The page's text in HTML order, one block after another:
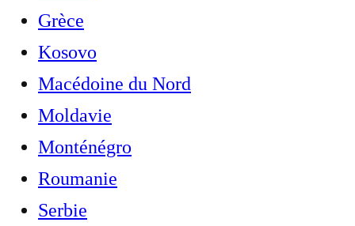
Grèce
Kosovo
Macédoine du Nord
Moldavie
Monténégro
Roumanie
Serbie